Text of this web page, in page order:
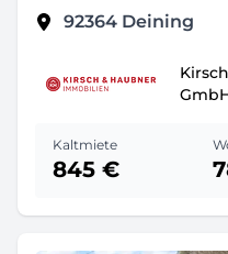
92364 Deining
Kaltmiete
845 €